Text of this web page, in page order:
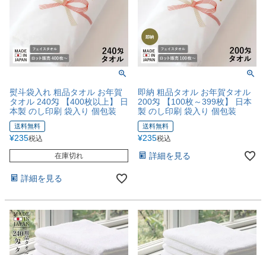
熨斗袋入れ 粗品タオル お年賀
タオル 240匁 【400枚以上】 日
本製 のし印刷 袋入り 個包装
送料無料
¥235税込
在庫切れ
詳細を見る
即納 粗品タオル お年賀タオル
200匁 【100枚～399枚】 日本
製 のし印刷 袋入り 個包装
送料無料
¥235税込
詳細を見る